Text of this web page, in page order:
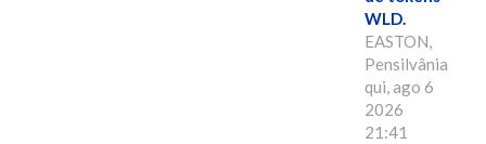
WLD.
EASTON,
Pensilvânia,
qui, ago 6
2026
21:41